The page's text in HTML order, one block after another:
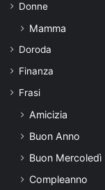
Donne
Mamma
Doroda
Finanza
Frasi
Amicizia
Buon Anno
Buon Mercoledì
Compleanno